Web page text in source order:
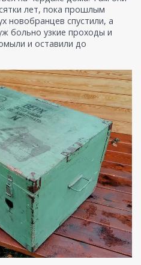
лет, пока прошлым
новобранцев спустили, а
больно узкие проходы и
и оставили до